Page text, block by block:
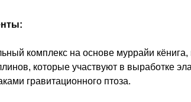
комплекс на основе муррайи
которые участвуют в выработке
гравитационного птоза.